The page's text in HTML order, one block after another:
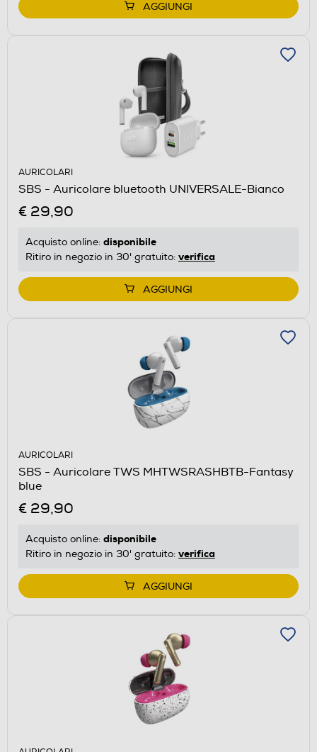
AGGIUNGI
AURICOLARI
SBS - Auricolare bluetooth UNIVERSALE-Bianco
€ 29,90
Acquisto online: disponibile
Ritiro in negozio in 30' gratuito: verifica
AGGIUNGI
AURICOLARI
SBS - Auricolare TWS MHTWSRASHBTB-Fantasy
blue
€ 29,90
Acquisto online: disponibile
Ritiro in negozio in 30' gratuito: verifica
AGGIUNGI